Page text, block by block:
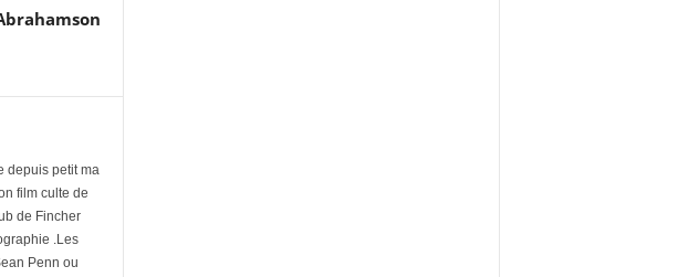
depuis petit ma
film culte de
de Fincher
.Les
Penn ou